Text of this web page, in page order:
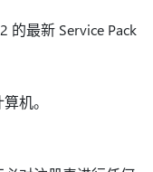
的最新 Service Pack
机。